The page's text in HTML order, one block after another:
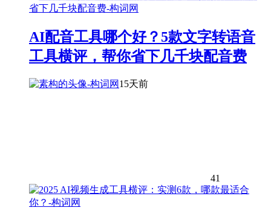
AI配音工具哪个好？5款文字转语音
工具横评，帮你省下几千块配音费
15天前
41